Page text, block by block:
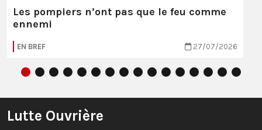
Les pompiers n’ont pas que le feu comme
ennemi
EN BREF 27/07/2026
Lutte Ouvrière